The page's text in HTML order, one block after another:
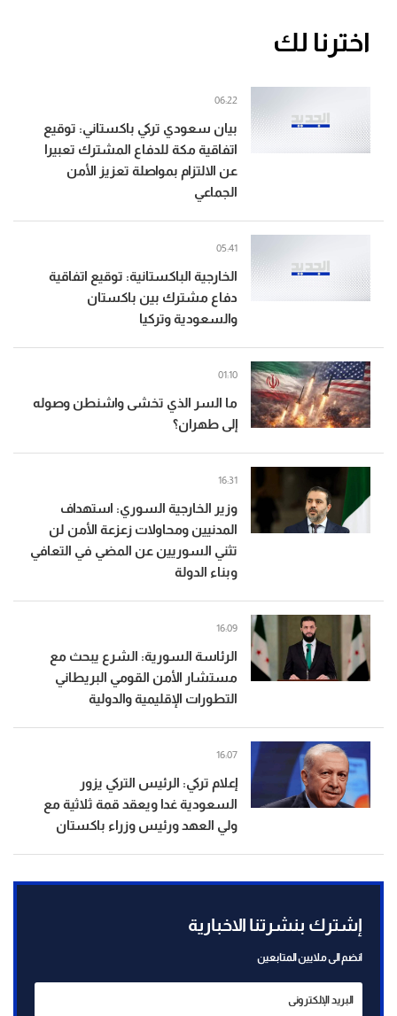
اخترنا لك
بيان سعودي تركي باكستاني: توقيع
اتفاقية مكة للدفاع المشترك تعبيرا
عن الالتزام بمواصلة تعزيز الأمن
الجماعي
06:22
الخارجية الباكستانية: توقيع اتفاقية
دفاع مشترك بين باكستان
والسعودية وتركيا
05:41
ما السر الذي تخشى واشنطن وصوله
إلى طهران؟
01:10
وزير الخارجية السوري: استهداف
المدنيين ومحاولات زعزعة الأمن لن
تثني السوريين عن المضي في التعافي
وبناء الدولة
16:31
الرئاسة السورية: الشرع يبحث مع
مستشار الأمن القومي البريطاني
التطورات الإقليمية والدولية
16:09
إعلام تركي: الرئيس التركي يزور
السعودية غدا ويعقد قمة ثلاثية مع
ولي العهد ورئيس وزراء باكستان
16:07
إشترك بنشرتنا الاخبارية
انضم الى ملايين المتابعين